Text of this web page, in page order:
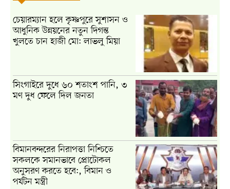
চেয়ারম্যান হলে কৃষ্ণপুরে সুশাসন ও
আধুনিক উন্নয়নের নতুন দিগন্ত
খুলতে চান হাজী মো: লাভলু মিয়া
সিংগাইরে দুধে ৬০ শতাংশ পানি, ৩
মণ দুধ ফেলে দিল জনতা
বিমানবন্দরের নিরাপত্তা নিশ্চিতে
সকলকে সমানভাবে প্রোটোকল
অনুসরণ করতে হবে:, বিমান ও
পর্যটন মন্ত্রী